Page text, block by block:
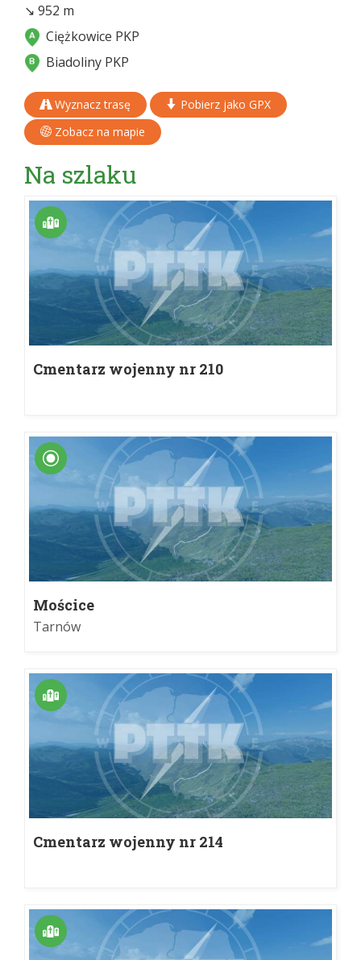
↘ 952 m
Ciężkowice PKP
Biadoliny PKP
Wyznacz trasę
Pobierz jako GPX
Zobacz na mapie
Na szlaku
Cmentarz wojenny nr 210
Mościce
Tarnów
Cmentarz wojenny nr 214